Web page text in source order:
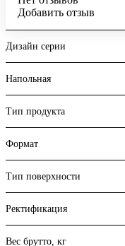
Добавить отзыв
Дизайн серии
Напольная
Тип продукта
Формат
Тип поверхности
Ректификация
Вес брутто, кг